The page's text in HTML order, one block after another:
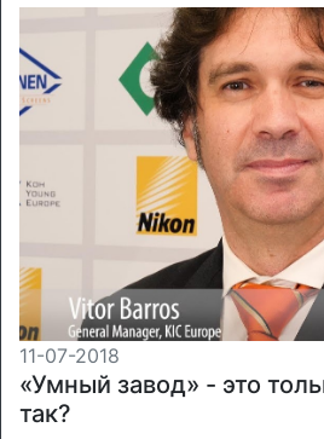
11-07-2018
«Умный завод» - это
так?